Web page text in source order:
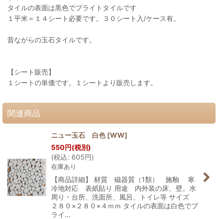
タイルの表面は黒色でブライトタイルです
１平米＝１４シート必要です。３０シート入/ケース有。
昔ながらの玉石タイルです。
【シート販売】
１シートの単価です。１シートより販売します。
関連商品
ニュー玉石 白色 [WW]
550円(税別)
(税込: 605円)
在庫あり
【商品詳細】 材質 磁器質（1類） 施釉 寒
冷地対応 表紙貼り 用途 内外装の床、壁。水
周り・台所、洗面所、風呂、トイレ等 サイズ
２８０×２８０×４ｍｍ タイルの表面は白色でブ
ライ…